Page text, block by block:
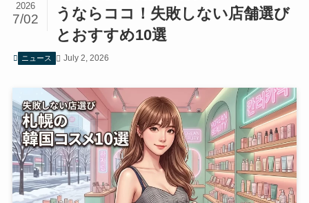
うならココ！失敗しない店舗選び
とおすすめ10選
2026
7/02
ニュース July 2, 2026